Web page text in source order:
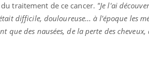
traitement de ce cancer. "Je l'ai
difficile, douloureuse... à l'époque les
que des nausées, de la perte des